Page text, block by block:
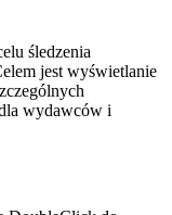
śledzenia
jest wyświetlanie
wydawców i